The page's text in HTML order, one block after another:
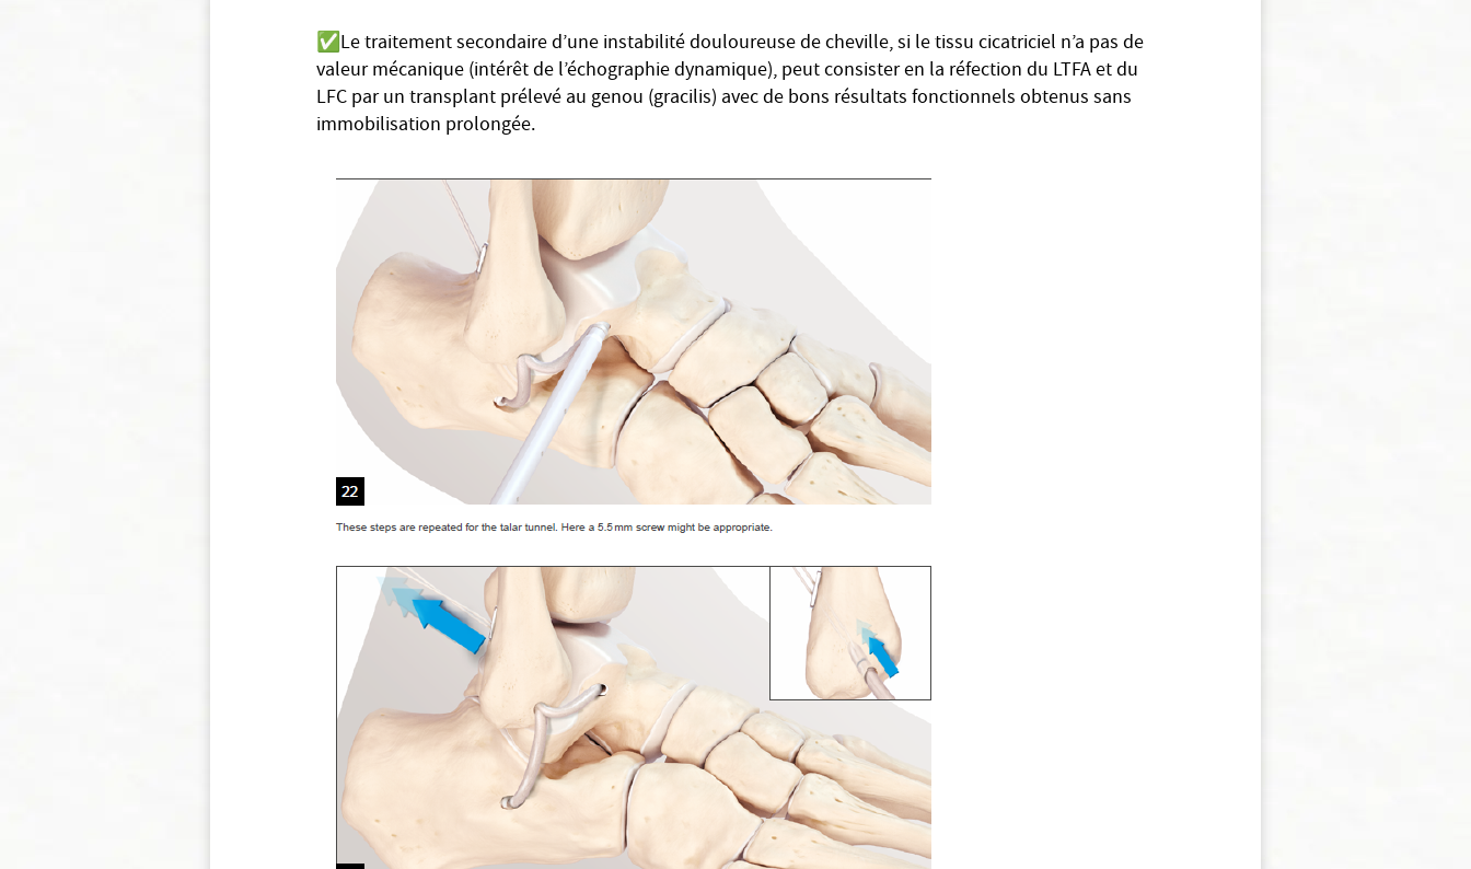
✅Le traitement secondaire d’une instabilité douloureuse de cheville, si le tissu cicatriciel n’a pas de
valeur mécanique (intérêt de l’échographie dynamique), peut consister en la réfection du LTFA et du
LFC par un transplant prélevé au genou (gracilis) avec de bons résultats fonctionnels obtenus sans
immobilisation prolongée.